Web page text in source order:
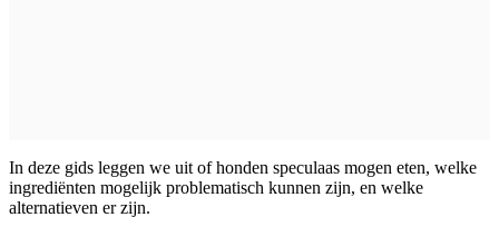
In deze gids leggen we uit of honden speculaas mogen eten, welke
ingrediënten mogelijk problematisch kunnen zijn, en welke
alternatieven er zijn.